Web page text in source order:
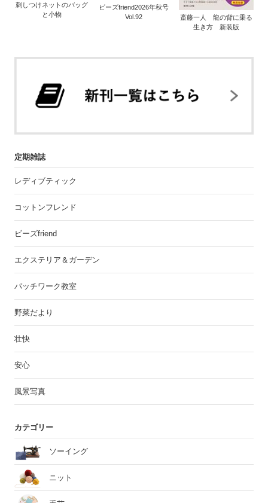
刺しつけネットのバッグ
と小物
ビーズfriend2026年秋号
Vol.92
斎藤一人 龍の背に乗る
生き方 新装版
定期雑誌
レディブティック
コットンフレンド
ビーズfriend
エクステリア＆ガーデン
パッチワーク教室
野菜だより
壮快
安心
風景写真
カテゴリー
ソーイング
ニット